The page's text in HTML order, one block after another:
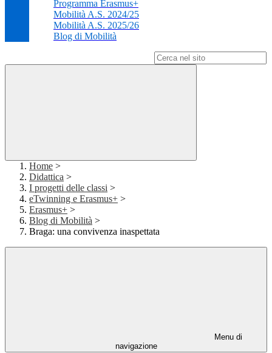
Programma Erasmus+
Mobilità A.S. 2024/25
Mobilità A.S. 2025/26
Blog di Mobilità
Home >
Didattica >
I progetti delle classi >
eTwinning e Erasmus+ >
Erasmus+ >
Blog di Mobilità >
Braga: una convivenza inaspettata
Menu di
navigazione